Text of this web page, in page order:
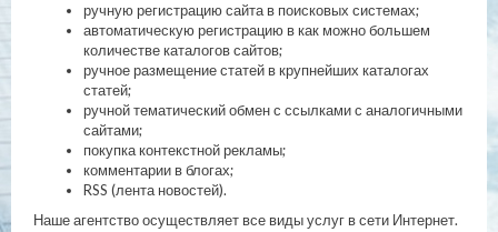
ручную регистрацию сайта в поисковых системах;
автоматическую регистрацию в как можно большем
количестве каталогов сайтов;
ручное размещение статей в крупнейших каталогах
статей;
ручной тематический обмен с ссылками с аналогичными
сайтами;
покупка контекстной рекламы;
комментарии в блогах;
RSS (лента новостей).
Наше агентство осуществляет все виды услуг в сети Интернет.